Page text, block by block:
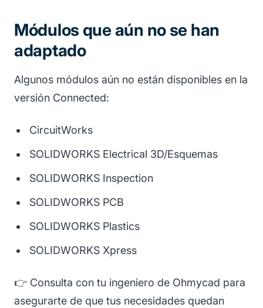
Módulos que aún no se han
adaptado
Algunos módulos aún no están disponibles en la
versión Connected:
CircuitWorks
SOLIDWORKS Electrical 3D/Esquemas
SOLIDWORKS Inspection
SOLIDWORKS PCB
SOLIDWORKS Plastics
SOLIDWORKS Xpress
👉 Consulta con tu ingeniero de Ohmycad para
asegurarte de que tus necesidades quedan